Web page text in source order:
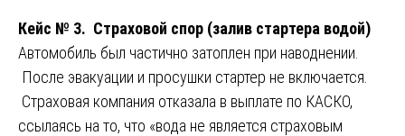
Кейс № 3. Страховой спор (залив стартера водой)
Автомобиль был частично затоплен при наводнении.
После эвакуации и просушки стартер не включается.
Страховая компания отказала в выплате по КАСКО,
ссылаясь на то, что «вода не является страховым